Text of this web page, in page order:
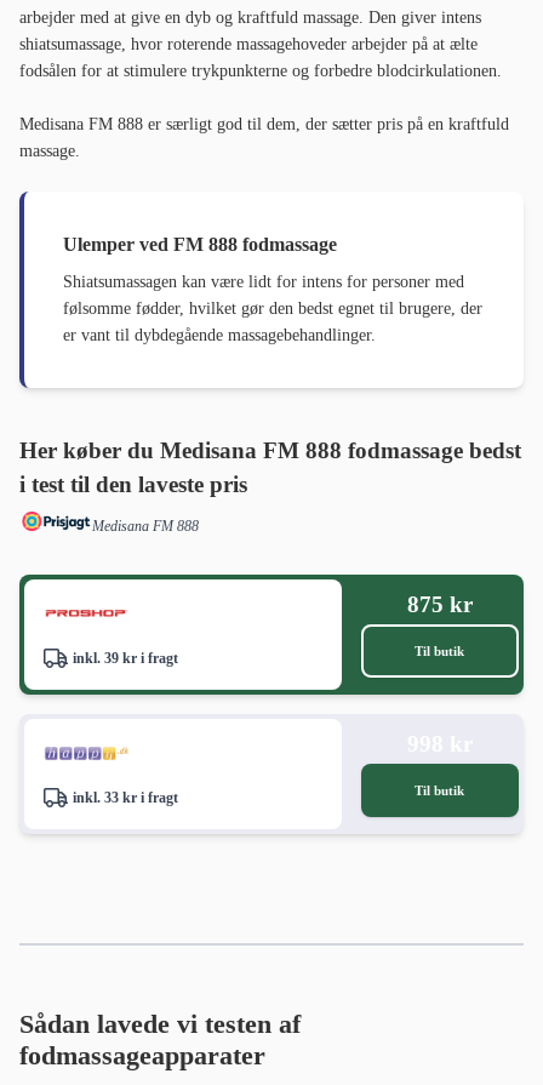
arbejder med at give en dyb og kraftfuld massage. Den giver intens
shiatsumassage, hvor roterende massagehoveder arbejder på at ælte
fodsålen for at stimulere trykpunkterne og forbedre blodcirkulationen.
Medisana FM 888 er særligt god til dem, der sætter pris på en kraftfuld
massage.
Ulemper ved FM 888 fodmassage
Shiatsumassagen kan være lidt for intens for personer med
følsomme fødder, hvilket gør den bedst egnet til brugere, der
er vant til dybdegående massagebehandlinger.
Her køber du Medisana FM 888 fodmassage bedst
i test til den laveste pris
Medisana FM 888
inkl. 39 kr i fragt
875 kr
Til butik
inkl. 33 kr i fragt Til butik
Sådan lavede vi testen af
fodmassageapparater